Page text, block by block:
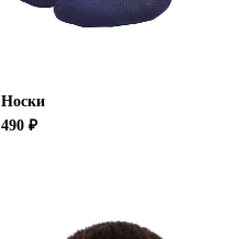
Носки
490 ₽